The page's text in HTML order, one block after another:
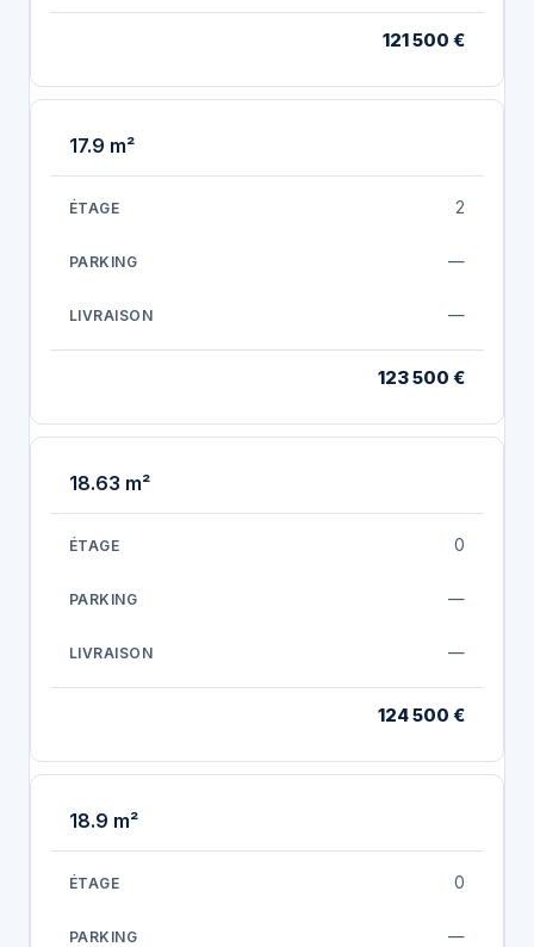
121 500 €
17.9 m²
2
—
—
123 500 €
18.63 m²
0
—
—
124 500 €
18.9 m²
0
—